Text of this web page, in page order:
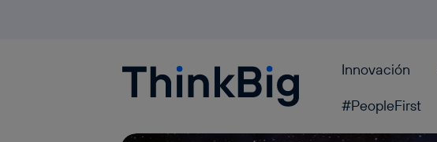
Blogthinkbig.com Innovación
#PeopleFirst